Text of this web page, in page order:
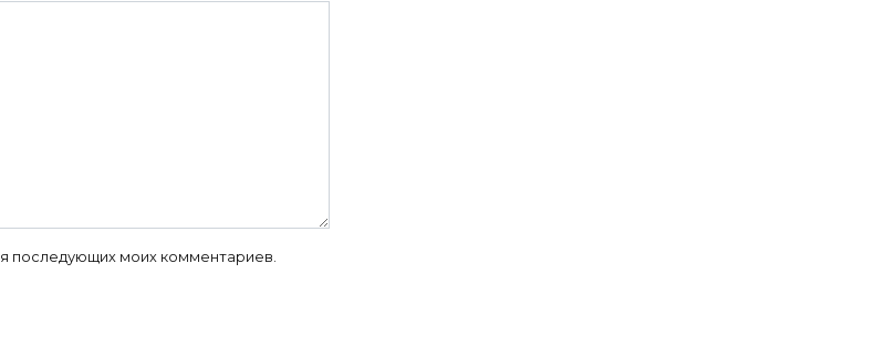
последующих моих комментариев.